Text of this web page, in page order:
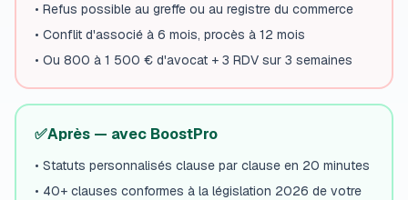
• Refus possible au greffe ou au registre du commerce
• Conflit d'associé à 6 mois, procès à 12 mois
• Ou 800 à 1 500 € d'avocat + 3 RDV sur 3 semaines
✅Après — avec BoostPro
• Statuts personnalisés clause par clause en 20 minutes
• 40+ clauses conformes à la législation 2026 de votre